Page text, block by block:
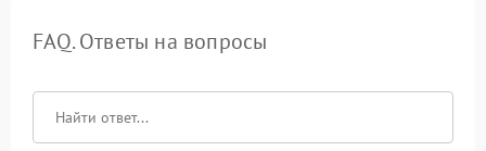
FAQ. Ответы на вопросы